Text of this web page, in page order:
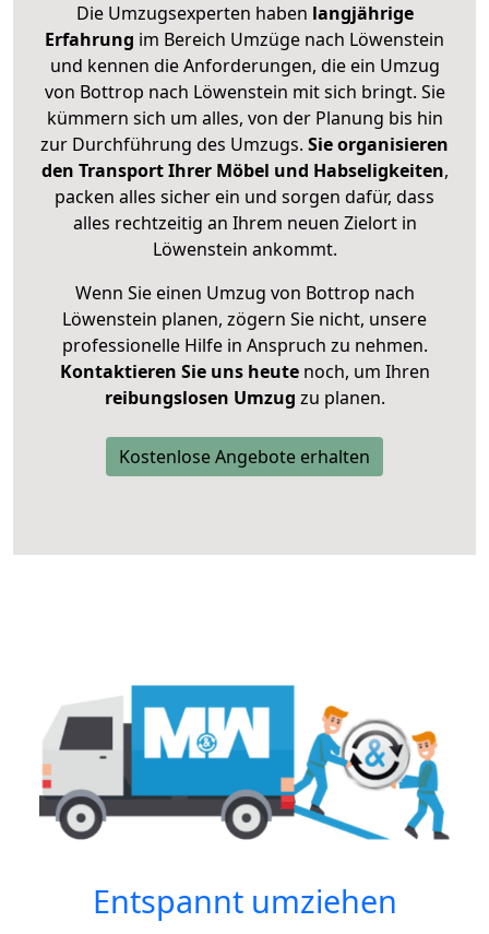
Die Umzugsexperten haben langjährige
Erfahrung im Bereich Umzüge nach Löwenstein
und kennen die Anforderungen, die ein Umzug
von Bottrop nach Löwenstein mit sich bringt. Sie
kümmern sich um alles, von der Planung bis hin
zur Durchführung des Umzugs. Sie organisieren
den Transport Ihrer Möbel und Habseligkeiten,
packen alles sicher ein und sorgen dafür, dass
alles rechtzeitig an Ihrem neuen Zielort in
Löwenstein ankommt.
Wenn Sie einen Umzug von Bottrop nach
Löwenstein planen, zögern Sie nicht, unsere
professionelle Hilfe in Anspruch zu nehmen.
Kontaktieren Sie uns heutenoch, um Ihren
reibungslosen Umzug zu planen.
Kostenlose Angebote erhalten
Entspannt umziehen